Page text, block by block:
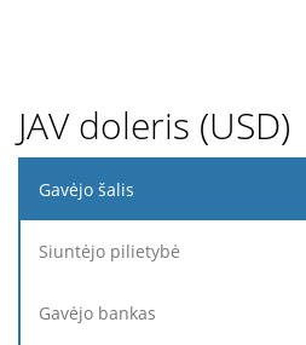
JAV doleris (USD)
Gavėjo